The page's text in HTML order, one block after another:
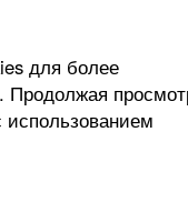
для более
Продолжая
использованием